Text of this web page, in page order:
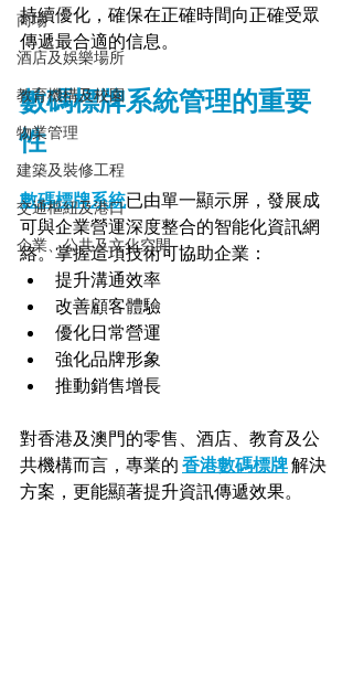
商場
酒店及娛樂場所
教育機構及校園
物業管理
建築及裝修工程
交通樞紐及港口
企業、公共及文化空間
持續優化，確保在正確時間向正確受眾
傳遞最合適的信息。
數碼標牌系統管理的重要
性
數碼標牌系統已由單一顯示屏，發展成
可與企業營運深度整合的智能化資訊網
絡。掌握這項技術可協助企業：
提升溝通效率
改善顧客體驗
優化日常營運
強化品牌形象
推動銷售增長
對香港及澳門的零售、酒店、教育及公
共機構而言，專業的 香港數碼標牌 解決
方案，更能顯著提升資訊傳遞效果。